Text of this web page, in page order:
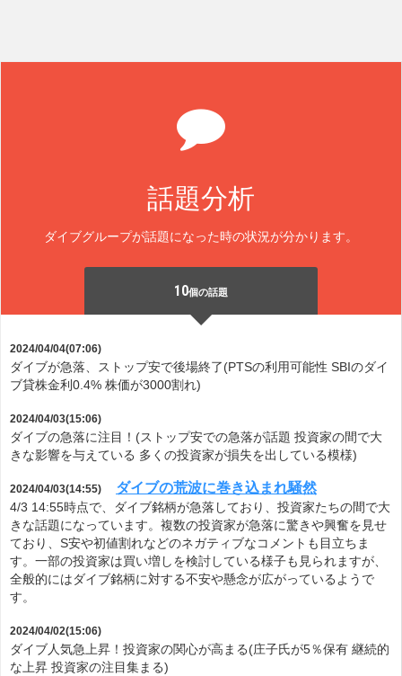
話題分析
ダイブグループが話題になった時の状況が分かります。
10個の話題
2024/04/04(07:06)
ダイブが急落、ストップ安で後場終了(PTSの利用可能性 SBIのダイ
ブ貸株金利0.4% 株価が3000割れ)
2024/04/03(15:06)
ダイブの急落に注目！(ストップ安での急落が話題 投資家の間で大
きな影響を与えている 多くの投資家が損失を出している模様)
2024/04/03(14:55) ダイブの荒波に巻き込まれ騒然
4/3 14:55時点で、ダイブ銘柄が急落しており、投資家たちの間で大
きな話題になっています。複数の投資家が急落に驚きや興奮を見せ
ており、S安や初値割れなどのネガティブなコメントも目立ちま
す。一部の投資家は買い増しを検討している様子も見られますが、
全般的にはダイブ銘柄に対する不安や懸念が広がっているようで
す。
2024/04/02(15:06)
ダイブ人気急上昇！投資家の関心が高まる(庄子氏が5％保有 継続的
な上昇 投資家の注目集まる)